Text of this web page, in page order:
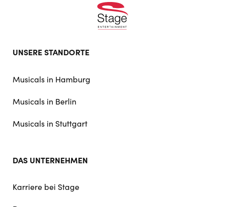
UNSERE STANDORTE
Musicals in Hamburg
Musicals in Berlin
Musicals in Stuttgart
DAS UNTERNEHMEN
Karriere bei Stage